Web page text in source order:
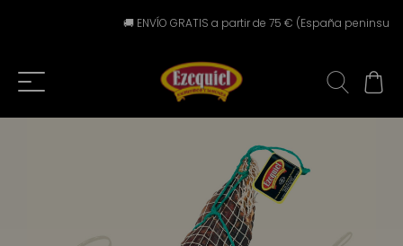
🚚 ENVÍO GRATIS a partir de 75 € (España peninsular)